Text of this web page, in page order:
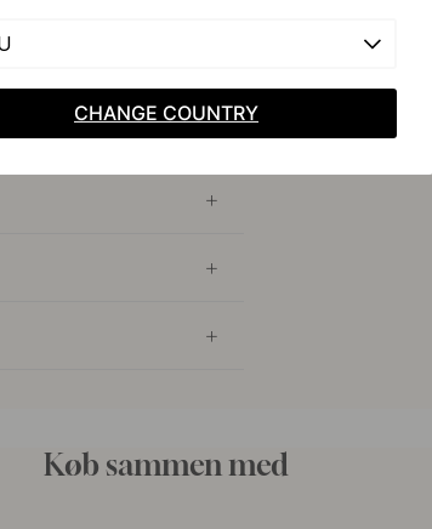
Køb sammen med
CHANGE COUNTRY